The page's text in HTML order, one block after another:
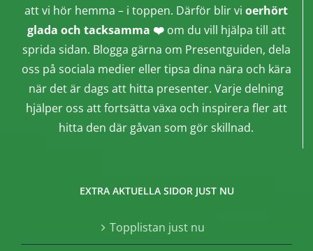
att vi hör hemma – i toppen. Därför blir vi oerhört
glada och tacksamma ❤️om du vill hjälpa till att
sprida sidan. Blogga gärna om Presentguiden, dela
oss på sociala medier eller tipsa dina nära och kära
när det är dags att hitta presenter. Varje delning
hjälper oss att fortsätta växa och inspirera fler att
hitta den där gåvan som gör skillnad.
EXTRA AKTUELLA SIDOR JUST NU
Topplistan just nu